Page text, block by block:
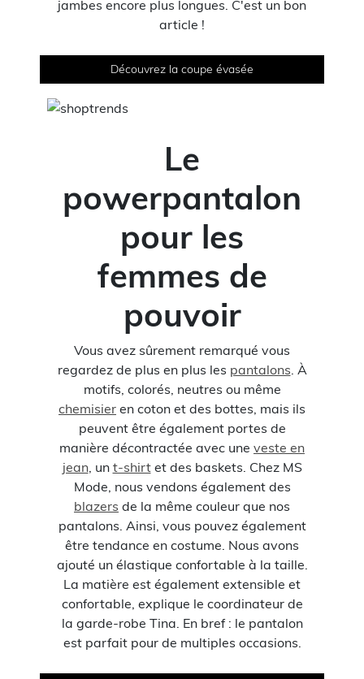
jambes encore plus longues. C'est un bon
article !
Découvrez la coupe évasée
Le
powerpantalon
pour les
femmes de
pouvoir
Vous avez sûrement remarqué vous
regardez de plus en plus les pantalons. À
motifs, colorés, neutres ou même
chemisier en coton et des bottes, mais ils
peuvent être également portes de
manière décontractée avec une veste en
jean, un t-shirtet des baskets. Chez MS
Mode, nous vendons également des
blazers de la même couleur que nos
pantalons. Ainsi, vous pouvez également
être tendance en costume. Nous avons
ajouté un élastique confortable à la taille.
La matière est également extensible et
confortable, explique le coordinateur de
la garde-robe Tina. En bref : le pantalon
est parfait pour de multiples occasions.